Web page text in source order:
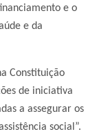
e o
e da
Constituição
de iniciativa
a assegurar os
social”.